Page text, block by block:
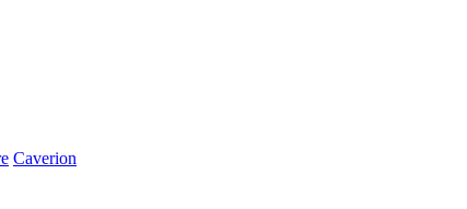
Caverion